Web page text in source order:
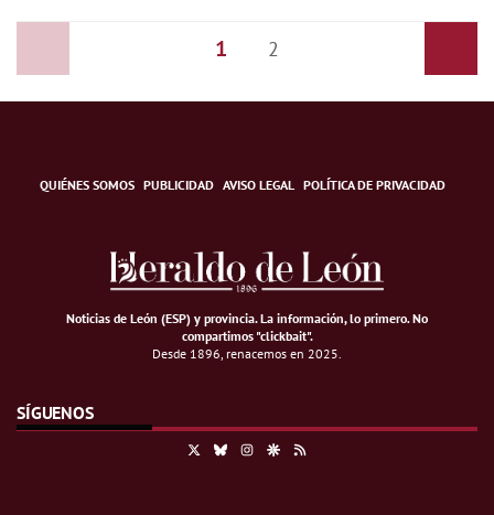
1 2
QUIÉNES SOMOS PUBLICIDAD AVISO LEGAL POLÍTICA DE PRIVACIDAD
Noticias de León (ESP) y provincia. La información, lo primero.No
compartimos "clickbait".
Desde 1896, renacemos en 2025.
SÍGUENOS
BlueskyInstagramGoogle Discover